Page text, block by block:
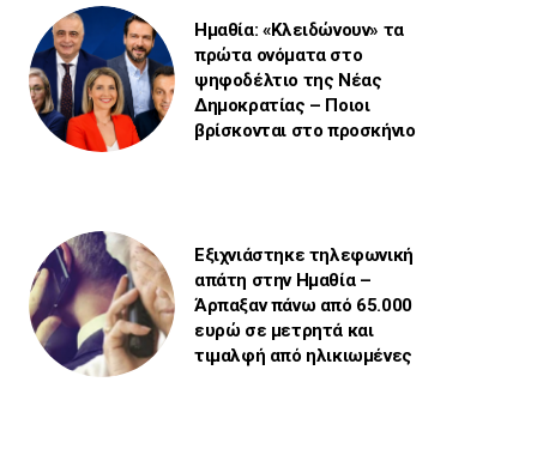
Ημαθία: «Κλειδώνουν» τα
πρώτα ονόματα στο
ψηφοδέλτιο της Νέας
Δημοκρατίας – Ποιοι
βρίσκονται στο προσκήνιο
Εξιχνιάστηκε τηλεφωνική
απάτη στην Ημαθία –
Άρπαξαν πάνω από 65.000
ευρώ σε μετρητά και
τιμαλφή από ηλικιωμένες